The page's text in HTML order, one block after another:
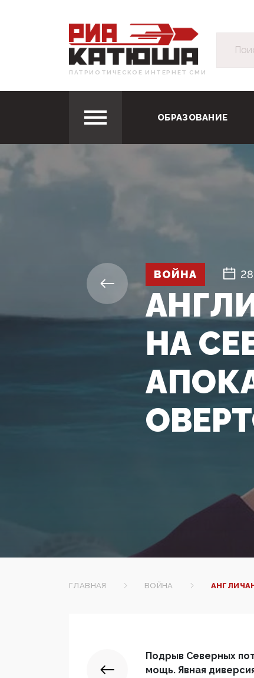
ПАТРИОТИЧЕСКОЕ ИНТЕРНЕТ СМИ
ОБРАЗОВАНИЕ
ВОЙНА
НА
ГЛАВНАЯ ВОЙНА
Подрыв Северных
мощь. Явная